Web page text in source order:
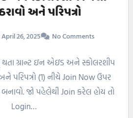
અને પરિપત્રો
April 26, 2025 No Comments
થતા ગ્રાન્ટ ઇન એઇડ અને સ્કોલરશીપ
પરિપત્રો (1) નીચે Join Now ઉપર
જો પહેલેથી Join કરેલ હોય તો
Login…